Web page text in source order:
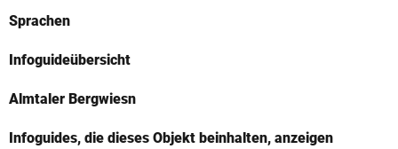
Sprachen
Infoguideübersicht
Almtaler Bergwiesn
Infoguides, die dieses Objekt beinhalten, anzeigen